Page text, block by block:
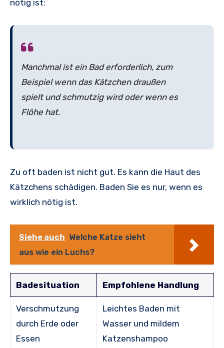
nötig ist:
Manchmal ist ein Bad erforderlich, zum
Beispiel wenn das Kätzchen draußen
spielt und schmutzig wird oder wenn es
Flöhe hat.
Zu oft baden ist nicht gut. Es kann die Haut des
Kätzchens schädigen. Baden Sie es nur, wenn es
wirklich nötig ist.
Siehe auch Welche Katze sieht
aus wie ein Luchs?
Badesituation Empfohlene Handlung
Verschmutzung
durch Erde oder
Essen
Leichtes Baden mit
Wasser und mildem
Katzenshampoo